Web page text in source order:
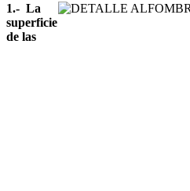
1.- La
superficie
de las